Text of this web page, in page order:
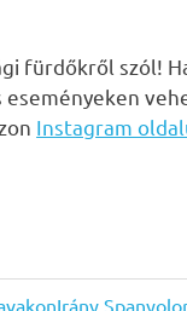
fürdőkről szól!
Instagram
Next
Irány